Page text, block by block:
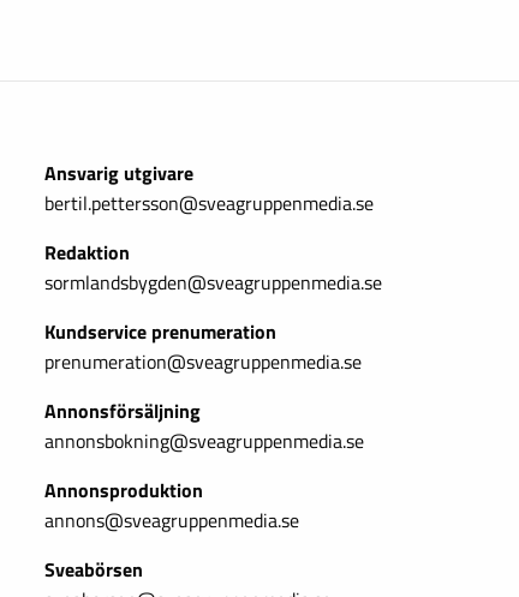
Ansvarig utgivare
bertil.pettersson@sveagruppenmedia.se
Redaktion
sormlandsbygden@sveagruppenmedia.se
Kundservice prenumeration
prenumeration@sveagruppenmedia.se
Annonsförsäljning
annonsbokning@sveagruppenmedia.se
Annonsproduktion
annons@sveagruppenmedia.se
Sveabörsen